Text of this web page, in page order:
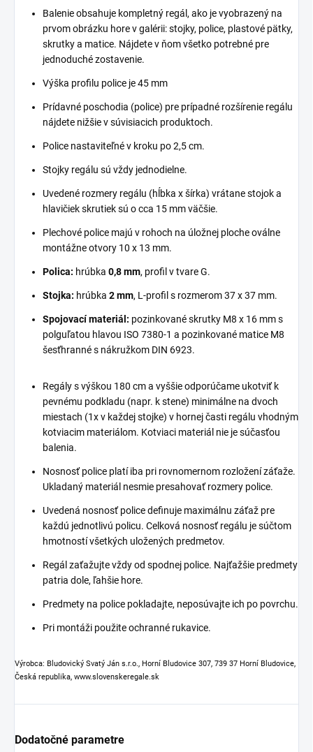
Balenie obsahuje kompletný regál, ako je vyobrazený na
prvom obrázku hore v galérii: stojky, police, plastové pätky,
skrutky a matice. Nájdete v ňom všetko potrebné pre
jednoduché zostavenie.
Výška profilu police je 45 mm
Prídavné poschodia (police) pre prípadné rozšírenie regálu
nájdete nižšie v súvisiacich produktoch.
Police nastaviteľné v kroku po 2,5 cm.
Stojky regálu sú vždy jednodielne.
Uvedené rozmery regálu (hĺbka x šírka) vrátane stojok a
hlavičiek skrutiek sú o cca 15 mm väčšie.
Plechové police majú v rohoch na úložnej ploche oválne
montážne otvory 10 x 13 mm.
Polica: hrúbka 0,8 mm, profil v tvare G.
Stojka: hrúbka 2 mm, L-profil s rozmerom 37 x 37 mm.
Spojovací materiál: pozinkované skrutky M8 x 16 mm s
polguľatou hlavou ISO 7380-1 a pozinkované matice M8
šesťhranné s nákružkom DIN 6923.
Regály s výškou 180 cm a vyššie odporúčame ukotviť k
pevnému podkladu (napr. k stene) minimálne na dvoch
miestach (1x v každej stojke) v hornej časti regálu vhodným
kotviacim materiálom. Kotviaci materiál nie je súčasťou
balenia.
Nosnosť police platí iba pri rovnomernom rozložení záťaže.
Ukladaný materiál nesmie presahovať rozmery police.
Uvedená nosnosť police definuje maximálnu záťaž pre
každú jednotlivú policu. Celková nosnosť regálu je súčtom
hmotností všetkých uložených predmetov.
Regál zaťažujte vždy od spodnej police. Najťažšie predmety
patria dole, ľahšie hore.
Predmety na police pokladajte, neposúvajte ich po povrchu.
Pri montáži použite ochranné rukavice.
Výrobca: Bludovický Svatý Ján s.r.o., Horní Bludovice 307, 739 37 Horní Bludovice,
Česká republika, www.slovenskeregale.sk
Dodatočné parametre